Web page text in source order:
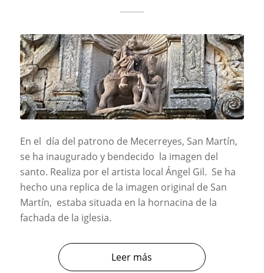
En el día del patrono de Mecerreyes, San Martín,
se ha inaugurado y bendecido la imagen del
santo. Realiza por el artista local Ángel Gil. Se ha
hecho una replica de la imagen original de San
Martín, estaba situada en la hornacina de la
fachada de la iglesia.
Leer más